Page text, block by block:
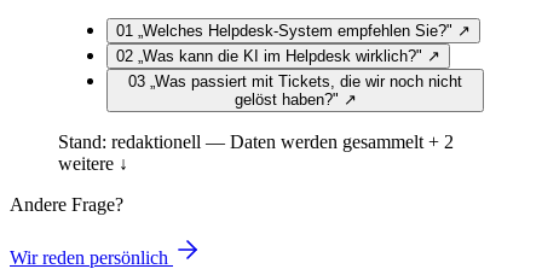
01 „Welches Helpdesk-System empfehlen Sie?" ↗
02 „Was kann die KI im Helpdesk wirklich?" ↗
03 „Was passiert mit Tickets, die wir noch nicht
gelöst haben?" ↗
Stand: redaktionell — Daten werden gesammelt + 2
weitere ↓
Andere Frage?
Wir reden persönlich